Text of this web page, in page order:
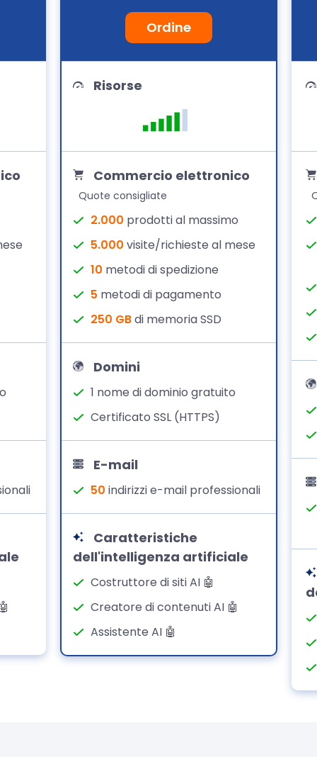
Ordine
Risorse
Commercio elettronico
Quote consigliate
2.000 prodotti al massimo
5.000 visite/richieste al mese
10 metodi di spedizione
5 metodi di pagamento
250 GBdi memoria SSD
Domini
1 nome di dominio gratuito
Certificato SSL (HTTPS)
E-mail
50 indirizzi e-mail professionali
Caratteristiche
dell'intelligenza artificiale
Costruttore di siti AI 🤖
Creatore di contenuti AI 🤖
Assistente AI 🤖